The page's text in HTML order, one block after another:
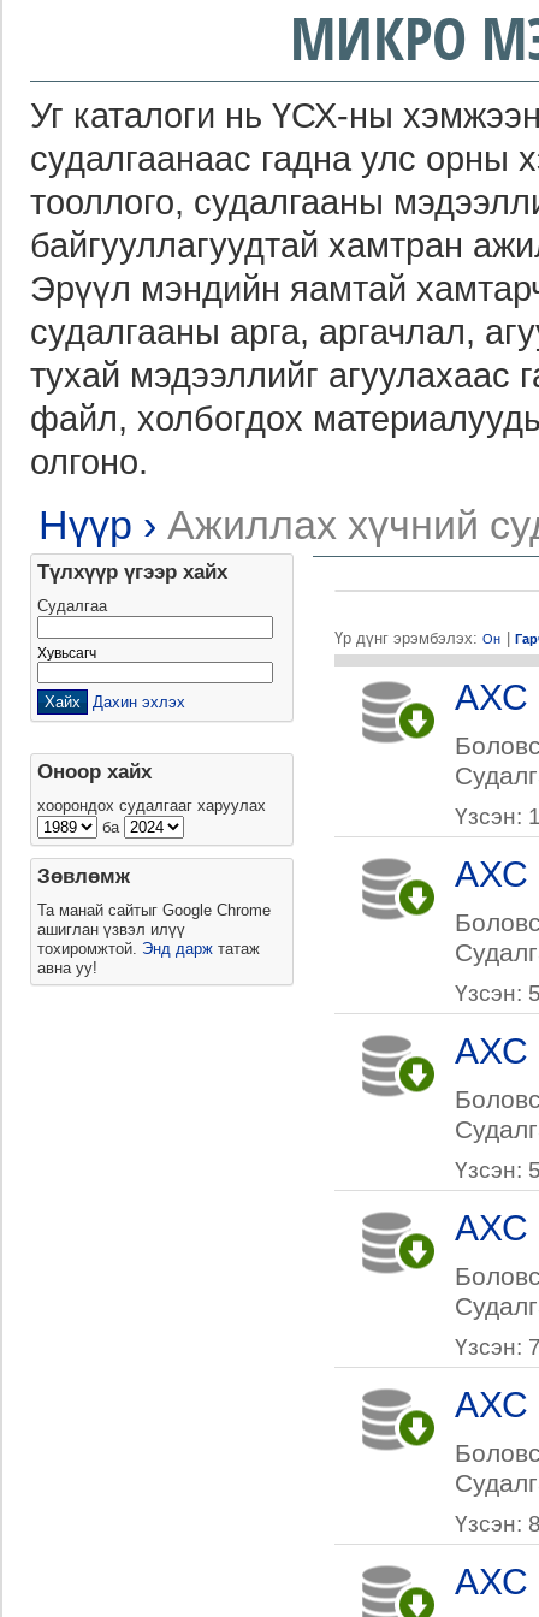
МИКРО
Уг каталоги нь ҮСХ-ны
судалгаанаас гадна улс орны
тооллого, судалгааны
байгууллагуудтай хамтран
Эрүүл мэндийн яамтай
судалгааны арга, аргачлал,
тухай мэдээллийг агуулахаас
файл, холбогдох
олгоно.
Нүүр › Ажиллах хүчний
Үр дүнг эрэмбэлэх: Он
АХС
Үзсэн:
АХС
Үзсэн:
АХС
Үзсэн:
АХС
Үзсэн:
АХС
Үзсэн:
АХС
Түлхүүр үгээр хайх
Судалгаа
Хувьсагч
Дахин эхлэх
Оноор хайх
хоорондох судалгааг харуулах
ба
Зөвлөмж
Та манай сайтыг Google Chrome
ашиглан үзвэл илүү
тохиромжтой. Энд дарж татаж
авна уу!